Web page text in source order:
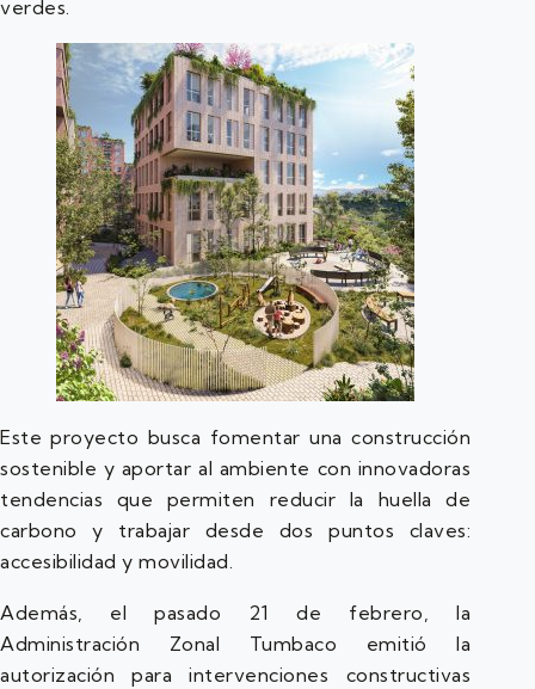
verdes.
Este proyecto busca fomentar una construcción
sostenible y aportar al ambiente con innovadoras
tendencias que permiten reducir la huella de
carbono y trabajar desde dos puntos claves:
accesibilidad y movilidad.
Además, el pasado 21 de febrero, la
Administración Zonal Tumbaco emitió la
autorización para intervenciones constructivas